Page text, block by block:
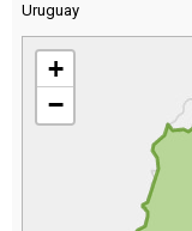
Uruguay
+
−